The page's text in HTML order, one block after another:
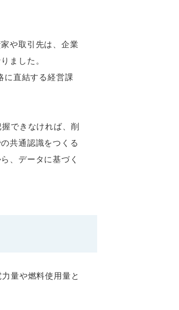
や取引先は、企業
ました。
に直結する経営課
できなければ、削
共通認識をつくる
、データに基づく
量や燃料使用量と